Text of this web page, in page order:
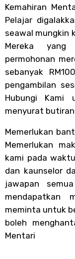
Kemahiran
Pelajar
seawal mungkin
Mereka yang
permohonan
sebanyak
pengambilan
Hubungi
menyurat butiran
Memerlukan
Memerlukan
kami pada
dan kaunselor
jawapan
mendapatkan
meminta untuk
boleh
Mentari